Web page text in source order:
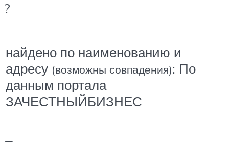
?
найдено по наименованию и
адресу (возможны совпадения): По
данным портала
ЗАЧЕСТНЫЙБИЗНЕС